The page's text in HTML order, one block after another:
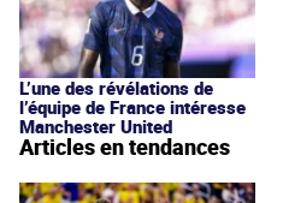
L’une des révélations de
l’équipe de France intéresse
Manchester United
Articles en tendances